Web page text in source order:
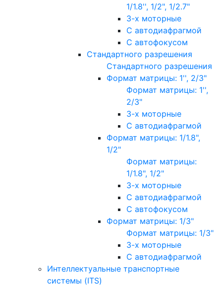
1/1.8'', 1/2", 1/2.7"
3-х моторные
С автодиафрагмой
С автофокусом
Стандартного разрешения
Стандартного разрешения
Формат матрицы: 1'', 2/3"
Формат матрицы: 1'',
2/3"
3-х моторные
С автодиафрагмой
Формат матрицы: 1/1.8",
1/2"
Формат матрицы:
1/1.8", 1/2"
3-х моторные
С автодиафрагмой
С автофокусом
Формат матрицы: 1/3"
Формат матрицы: 1/3"
3-х моторные
С автодиафрагмой
Интеллектуальные транспортные
системы (ITS)